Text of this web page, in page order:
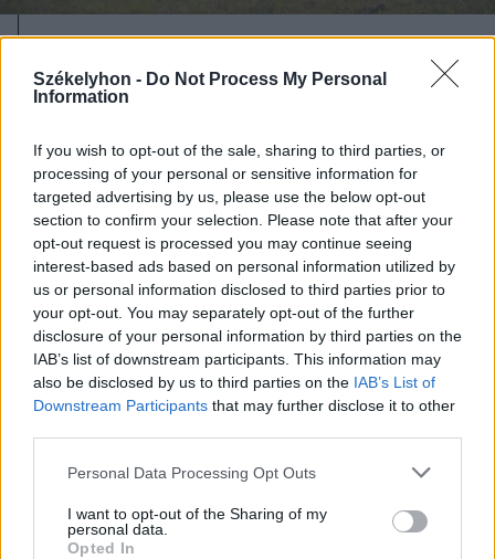
Székelyhon - Do Not Process My Personal
Information
If you wish to opt-out of the sale, sharing to third parties, or
processing of your personal or sensitive information for
targeted advertising by us, please use the below opt-out
section to confirm your selection. Please note that after your
opt-out request is processed you may continue seeing
interest-based ads based on personal information utilized by
us or personal information disclosed to third parties prior to
your opt-out. You may separately opt-out of the further
disclosure of your personal information by third parties on the
IAB’s list of downstream participants. This information may
also be disclosed by us to third parties on the IAB’s List of
Downstream Participants that may further disclose it to other
Personal Data Processing Opt Outs
I want to opt-out of the Sharing of my
personal data.
Opted In
Románia irányából érkező ukrán
frissítve